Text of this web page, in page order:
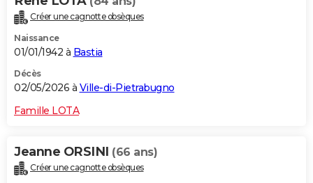
Créer une cagnotte obsèques
Naissance
01/01/1942 à Bastia
Décès
02/05/2026 à Ville-di-Pietrabugno
Famille LOTA
Jeanne ORSINI (66 ans)
Créer une cagnotte obsèques